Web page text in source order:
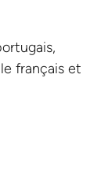
français et